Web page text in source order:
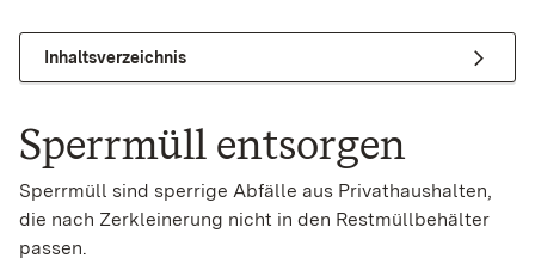
Inhaltsverzeichnis
Sperrmüll entsorgen
Sperrmüll sind sperrige Abfälle aus Privathaushalten,
die nach Zerkleinerung nicht in den Restmüllbehälter
passen.